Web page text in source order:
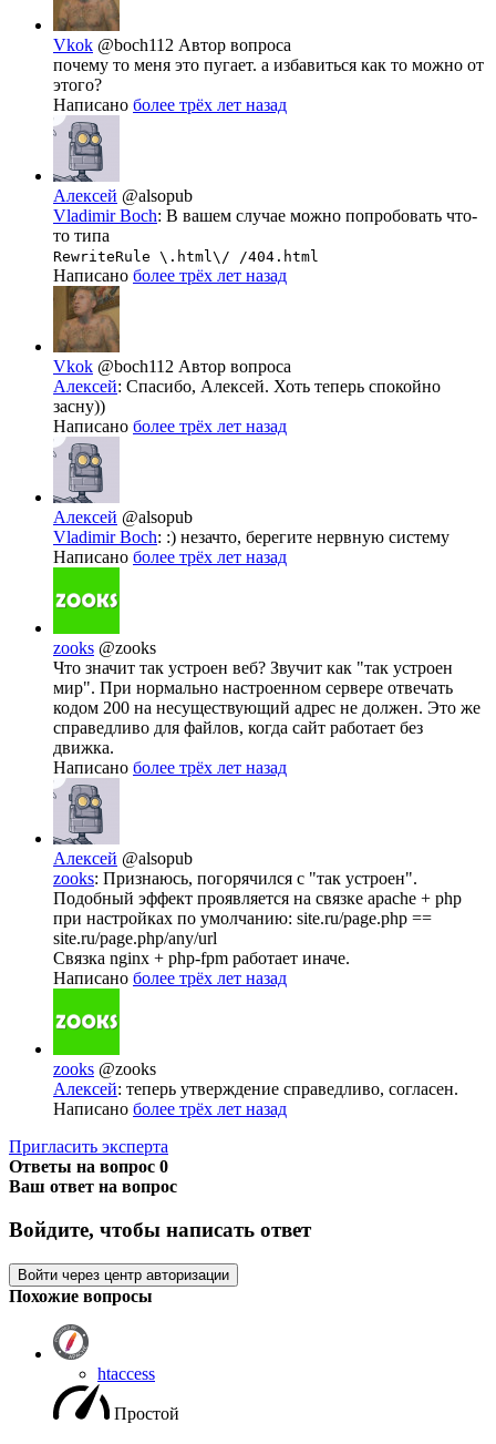
Vkok @boch112 Автор вопроса
почему то меня это пугает. а избавиться как то можно от
этого?
Написано более трёх лет назад
Алексей @alsopub
Vladimir Boch: В вашем случае можно попробовать что-
то типа
RewriteRule \.html\/ /404.html
Написано более трёх лет назад
Vkok @boch112 Автор вопроса
Алексей: Спасибо, Алексей. Хоть теперь спокойно
засну))
Написано более трёх лет назад
Алексей @alsopub
Vladimir Boch: :) незачто, берегите нервную систему
Написано более трёх лет назад
zooks @zooks
Что значит так устроен веб? Звучит как "так устроен
мир". При нормально настроенном сервере отвечать
кодом 200 на несуществующий адрес не должен. Это же
справедливо для файлов, когда сайт работает без
движка.
Написано более трёх лет назад
Алексей @alsopub
zooks: Признаюсь, погорячился с "так устроен".
Подобный эффект проявляется на связке apache + php
при настройках по умолчанию: site.ru/page.php ==
site.ru/page.php/any/url
Связка nginx + php-fpm работает иначе.
Написано более трёх лет назад
zooks @zooks
Алексей: теперь утверждение справедливо, согласен.
Написано более трёх лет назад
Пригласить эксперта
Ответы на вопрос 0
Ваш ответ на вопрос
Войдите, чтобы написать ответ
Войти через центр авторизации
Похожие вопросы
htaccess
Простой